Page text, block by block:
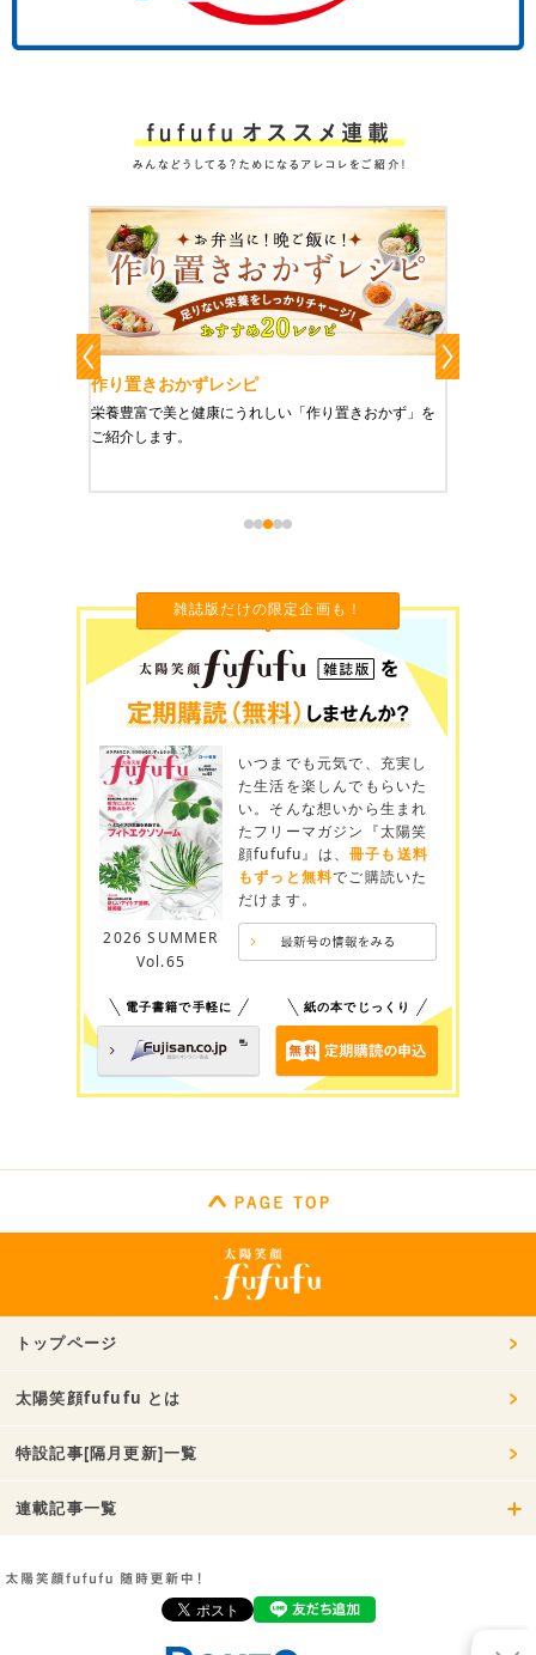
作り置きおかずレシピ
栄養豊富で美と健康にうれしい「作り置きおかず」を
ご紹介します。
雑誌版だけの限定企画も！
2026 SUMMER
Vol.65
いつまでも元気で、充実し
た生活を楽しんでもらいた
い。そんな想いから生まれ
たフリーマガジン『太陽笑
顔fufufu』は、 冊子も送料
もずっと無料でご購読いた
だけます。
電子書籍で手軽に 紙の本でじっくり
トップページ
太陽笑顔fufufu とは
特設記事[隔月更新]一覧
連載記事一覧